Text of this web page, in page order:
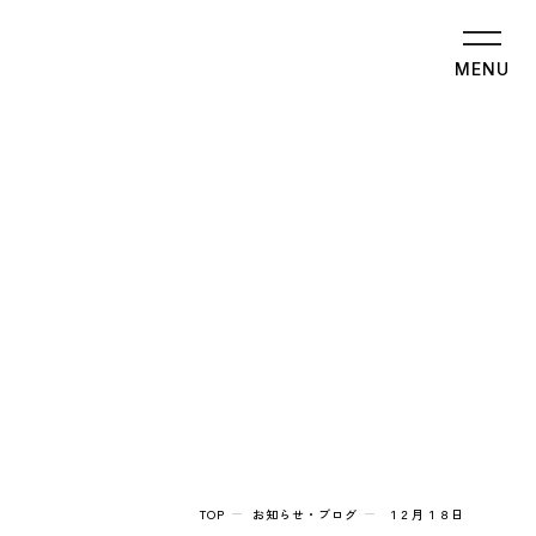
MENU
TOP お知らせ・ブログ １２月１８日